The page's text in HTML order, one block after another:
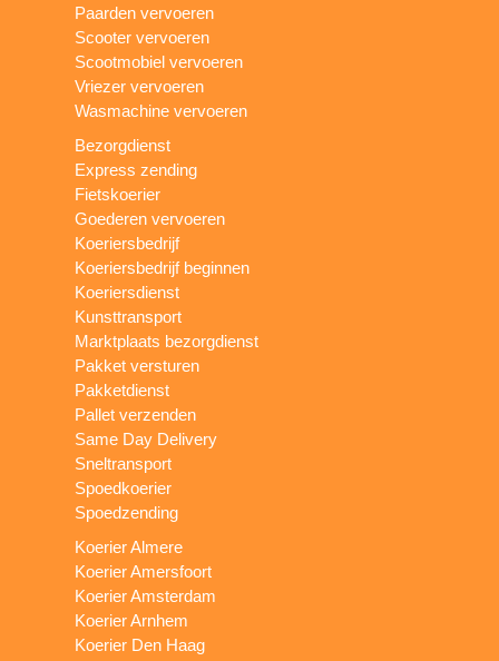
Paarden vervoeren
Scooter vervoeren
Scootmobiel vervoeren
Vriezer vervoeren
Wasmachine vervoeren
Bezorgdienst
Express zending
Fietskoerier
Goederen vervoeren
Koeriersbedrijf
Koeriersbedrijf beginnen
Koeriersdienst
Kunsttransport
Marktplaats bezorgdienst
Pakket versturen
Pakketdienst
Pallet verzenden
Same Day Delivery
Sneltransport
Spoedkoerier
Spoedzending
Koerier Almere
Koerier Amersfoort
Koerier Amsterdam
Koerier Arnhem
Koerier Den Haag